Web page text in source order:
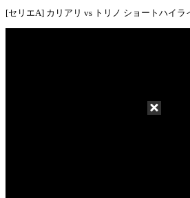
[セリエA] カリアリ vs トリノ ショートハイラ